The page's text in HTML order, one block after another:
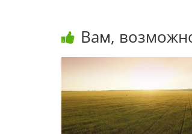
Вам,